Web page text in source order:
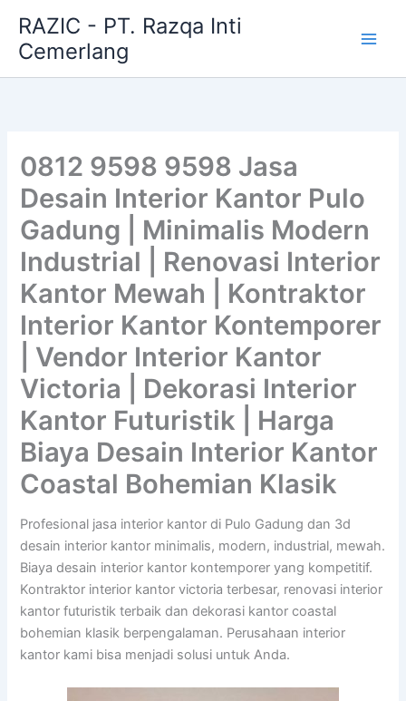
content
RAZIC - PT. Razqa Inti
Cemerlang
0812 9598 9598 Jasa
Desain Interior Kantor Pulo
Gadung | Minimalis Modern
Industrial | Renovasi Interior
Kantor Mewah | Kontraktor
Interior Kantor Kontemporer
| Vendor Interior Kantor
Victoria | Dekorasi Interior
Kantor Futuristik | Harga
Biaya Desain Interior Kantor
Coastal Bohemian Klasik
Profesional jasa interior kantor di Pulo Gadung dan 3d
desain interior kantor minimalis, modern, industrial, mewah.
Biaya desain interior kantor kontemporer yang kompetitif.
Kontraktor interior kantor victoria terbesar, renovasi interior
kantor futuristik terbaik dan dekorasi kantor coastal
bohemian klasik berpengalaman. Perusahaan interior
kantor kami bisa menjadi solusi untuk Anda.